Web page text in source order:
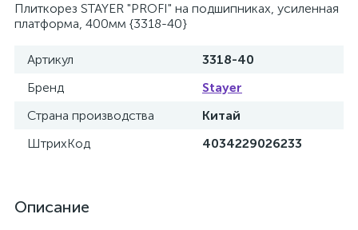
Плиткорез STAYER "PROFI" на подшипниках, усиленная
платформа, 400мм {3318-40}
Артикул
3318-40
Бренд
Stayer
Страна производства
Китай
ШтрихКод
4034229026233
Описание